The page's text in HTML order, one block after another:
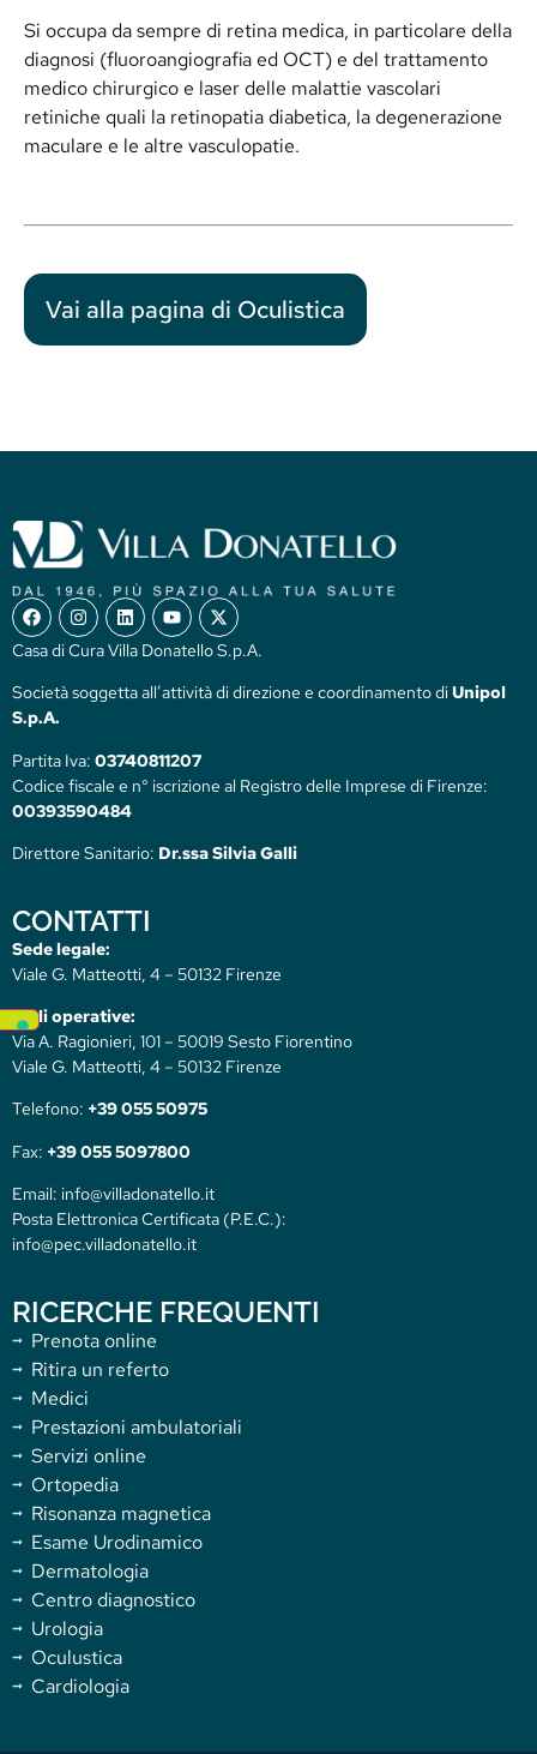
Si occupa da sempre di retina medica, in particolare della
diagnosi (fluoroangiografia ed OCT) e del trattamento
medico chirurgico e laser delle malattie vascolari
retiniche quali la retinopatia diabetica, la degenerazione
maculare e le altre vasculopatie.
Vai alla pagina di Oculistica
Casa di Cura Villa Donatello S.p.A.
Società soggetta all’attività di direzione e coordinamento diUnipol
S.p.A.
Partita Iva: 03740811207
Codice fiscale e n° iscrizione al Registro delle Imprese di Firenze:
00393590484
Direttore Sanitario: Dr.ssa Silvia Galli
CONTATTI
Sede legale:
Viale G. Matteotti, 4 – 50132 Firenze
Sedi operative:
Via A. Ragionieri, 101 – 50019 Sesto Fiorentino
Viale G. Matteotti, 4 – 50132 Firenze
Telefono: +39 055 50975
Fax: +39 055 5097800
Email: info@villadonatello.it
Posta Elettronica Certificata (P.E.C.):
info@pec.villadonatello.it
RICERCHE FREQUENTI
Prenota online
Ritira un referto
Medici
Prestazioni ambulatoriali
Servizi online
Ortopedia
Risonanza magnetica
Esame Urodinamico
Dermatologia
Centro diagnostico
Urologia
Oculustica
Cardiologia